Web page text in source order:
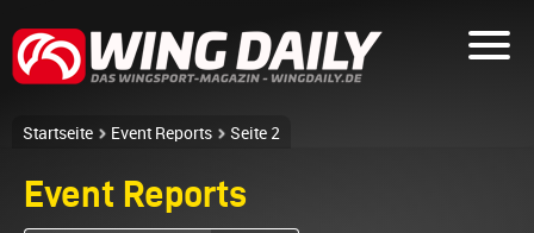
Startseite Event Reports Seite 2
Event Reports